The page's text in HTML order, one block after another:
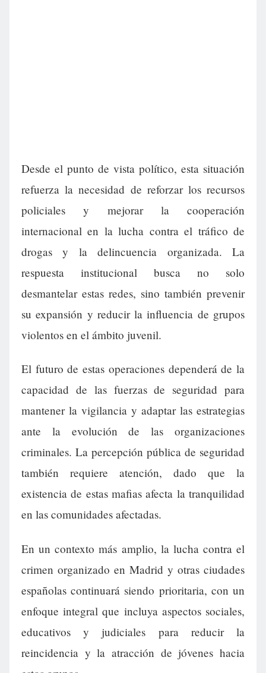
Desde el punto de vista político, esta situación
refuerza la necesidad de reforzar los recursos
policiales y mejorar la cooperación
internacional en la lucha contra el tráfico de
drogas y la delincuencia organizada. La
respuesta institucional busca no solo
desmantelar estas redes, sino también prevenir
su expansión y reducir la influencia de grupos
violentos en el ámbito juvenil.
El futuro de estas operaciones dependerá de la
capacidad de las fuerzas de seguridad para
mantener la vigilancia y adaptar las estrategias
ante la evolución de las organizaciones
criminales. La percepción pública de seguridad
también requiere atención, dado que la
existencia de estas mafias afecta la tranquilidad
en las comunidades afectadas.
En un contexto más amplio, la lucha contra el
crimen organizado en Madrid y otras ciudades
españolas continuará siendo prioritaria, con un
enfoque integral que incluya aspectos sociales,
educativos y judiciales para reducir la
reincidencia y la atracción de jóvenes hacia